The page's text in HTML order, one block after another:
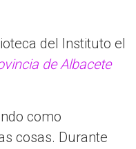
del Instituto el
de Albacete
como
cosas. Durante